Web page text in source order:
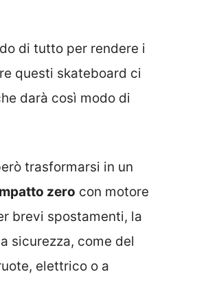
di tutto per rendere i
questi skateboard ci
darà così modo di
trasformarsi in un
zero con motore
brevi spostamenti, la
sicurezza, come del
elettrico o a